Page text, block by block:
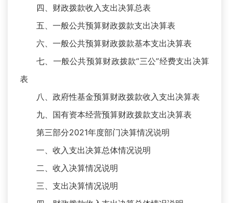
四、财政拨款收入支出决算总表
五、一般公共预算财政拨款支出决算表
六、一般公共预算财政拨款基本支出决算表
七、一般公共预算财政拨款“三公”经费支出决算
表
八、政府性基金预算财政拨款收入支出决算表
九、国有资本经营预算财政拨款支出决算表
第三部分2021年度部门决算情况说明
一、收入支出决算总体情况说明
二、收入决算情况说明
三、支出决算情况说明